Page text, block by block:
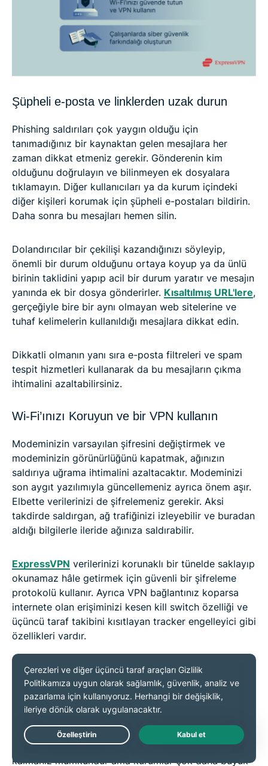
Şüpheli e-posta ve linklerden uzak durun
Phishing saldırıları çok yaygın olduğu için
tanımadığınız bir kaynaktan gelen mesajlara her
zaman dikkat etmeniz gerekir. Gönderenin kim
olduğunu doğrulayın ve bilinmeyen ek dosyalara
tıklamayın. Diğer kullanıcıları ya da kurum içindeki
diğer kişileri korumak için şüpheli e-postaları bildirin.
Daha sonra bu mesajları hemen silin.
Dolandırıcılar bir çekilişi kazandığınızı söyleyip,
önemli bir durum olduğunu ortaya koyup ya da ünlü
birinin taklidini yapıp acil bir durum yaratır ve mesajın
yanında ek bir dosya gönderirler. Kısaltılmış URL'lere,
gerçeğiyle bire bir aynı olmayan web sitelerine ve
tuhaf kelimelerin kullanıldığı mesajlara dikkat edin.
Dikkatli olmanın yanı sıra e-posta filtreleri ve spam
tespit hizmetleri kullanarak da bu mesajların çıkma
ihtimalini azaltabilirsiniz.
Wi-Fi’ınızı Koruyun ve bir VPN kullanın
Modeminizin varsayılan şifresini değiştirmek ve
modeminizin görünürlüğünü kapatmak, ağınızın
saldırıya uğrama ihtimalini azaltacaktır. Modeminizi
son aygıt yazılımıyla güncellemeniz ayrıca önem aşır.
Elbette verilerinizi de şifrelemeniz gerekir. Aksi
takdirde saldırgan, ağ trafiğinizi izleyebilir ve buradan
aldığı bilgilerle ileride ağınıza saldırabilir.
ExpressVPN verilerinizi korunaklı bir tünelde saklayıp
okunamaz hâle getirmek için güvenli bir şifreleme
protokolü kullanır. Ayrıca VPN bağlantınız koparsa
internete olan erişiminizi kesen kill switch özelliği ve
üçüncü taraf takibini kısıtlayan tracker engelleyici gibi
özellikleri vardır.
Devamını oku: İnternette kendinizi korumanın
yollarıhakkında bilgi alın.
Siber güvenlik araçları ve çözümleri
Kişisel özeni gösterirseniz bireysel olarak güvende
kalmanız mümkündür ama kurumlar çok daha büyük
Live Chat